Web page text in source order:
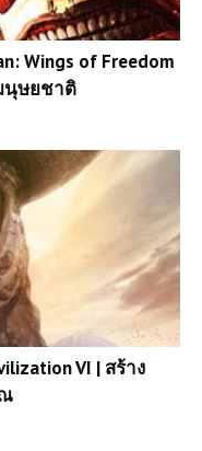
Wings of Freedom
นุษยชาติ
VI | สร้าง